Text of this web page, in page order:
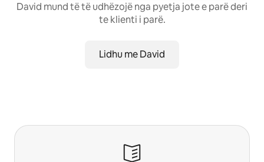
David mund të të udhëzojë nga pyetja jote e parë deri
te klienti i parë.
Lidhu me David